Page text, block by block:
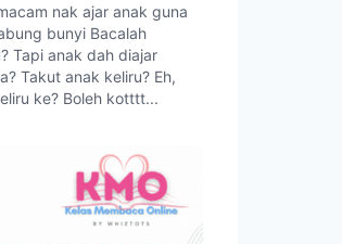
nak ajar anak guna
bunyi Bacalah
Tapi anak dah diajar
Takut anak keliru? Eh,
ke? Boleh kotttt...
tengok sambil layan
ni haaa.. Nor Azleen
Professional…